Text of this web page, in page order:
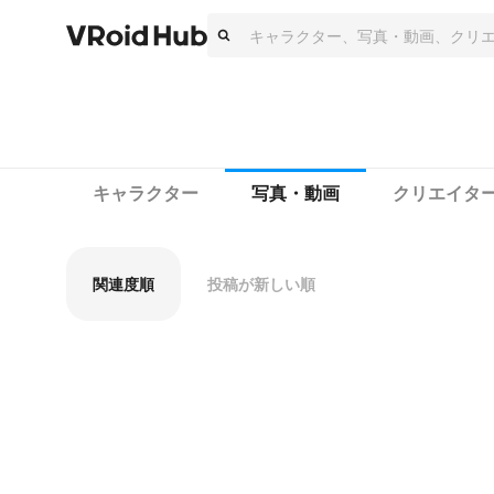
キャラクター 写真・動画 クリエイタ
関連度順 投稿が新しい順